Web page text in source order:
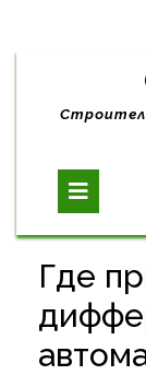
Skip
content
Где